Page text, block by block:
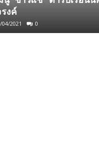
งค์
04/2021 0